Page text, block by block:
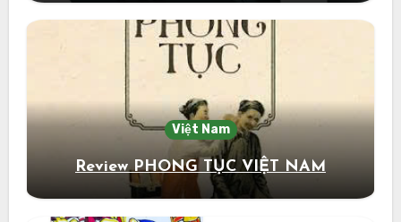
Việt Nam
Review PHONG TỤC VIỆT NAM